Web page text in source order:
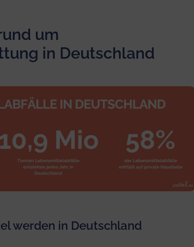
um
in Deutschland
werden in Deutschland